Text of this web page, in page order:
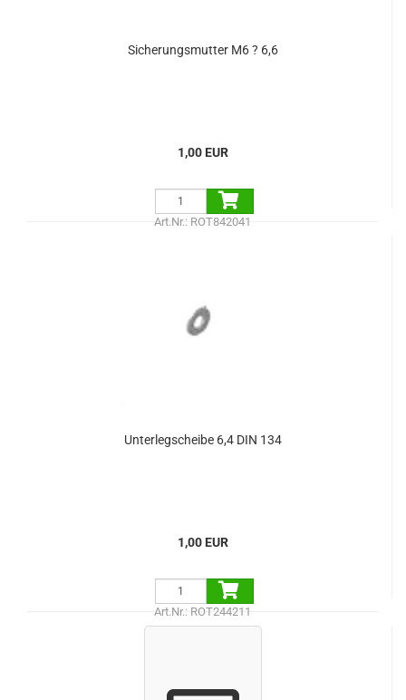
Sicherungsmutter M6 ? 6,6
1,00 EUR
Art.Nr.: ROT842041
Unterlegscheibe 6,4 DIN 134
1,00 EUR
Art.Nr.: ROT244211